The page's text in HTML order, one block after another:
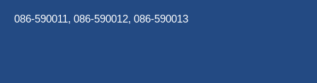
086-590011, 086-590012, 086-590013